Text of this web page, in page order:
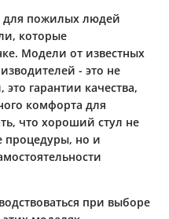
для пожилых людей
которые
Модели от известных
- это не
гарантии качества,
комфорта для
что хороший стул не
процедуры, но и
при выборе